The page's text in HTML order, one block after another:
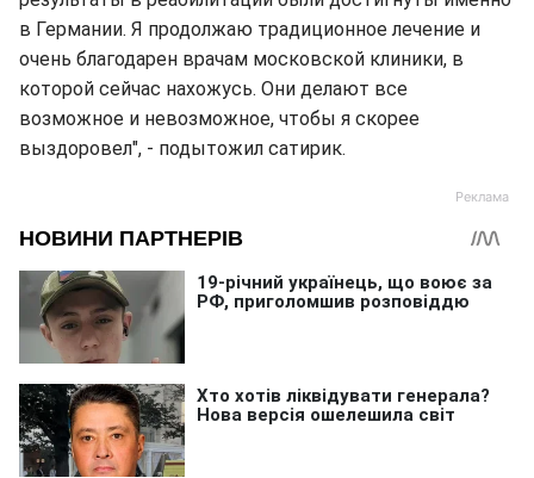
в Германии. Я продолжаю традиционное лечение и
очень благодарен врачам московской клиники, в
которой сейчас нахожусь. Они делают все
возможное и невозможное, чтобы я скорее
выздоровел", - подытожил сатирик.